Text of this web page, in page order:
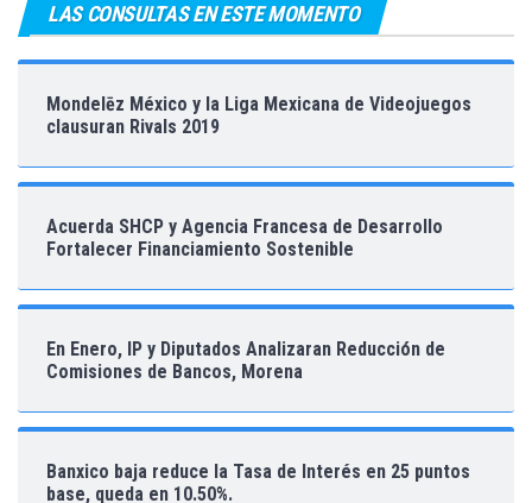
LAS CONSULTAS EN ESTE MOMENTO
Mondelēz México y la Liga Mexicana de Videojuegos
clausuran Rivals 2019
Acuerda SHCP y Agencia Francesa de Desarrollo
Fortalecer Financiamiento Sostenible
En Enero, IP y Diputados Analizaran Reducción de
Comisiones de Bancos, Morena
Banxico baja reduce la Tasa de Interés en 25 puntos
base, queda en 10.50%.